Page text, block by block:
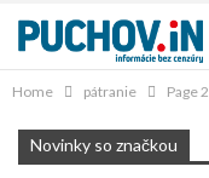
Home pátranie Page 2
Novinky so značkou